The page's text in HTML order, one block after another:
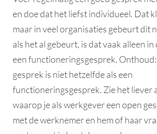
en doe dat het liefst individueel. Dat
maar in veel organisaties gebeurt dit
als het al gebeurt, is dat vaak alleen
een functioneringsgesprek. Onthoud:
gesprek is niet hetzelfde als een
functioneringsgesprek. Zie het liever
waarop je als werkgever een open
met de werknemer en hem of haar